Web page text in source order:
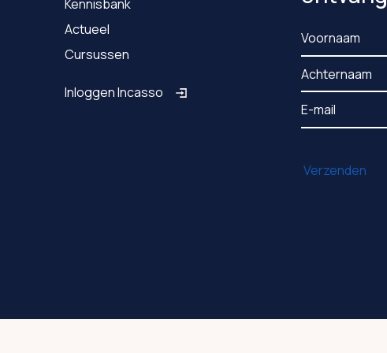
Kennisbank
Actueel
Cursussen
Inloggen Incasso